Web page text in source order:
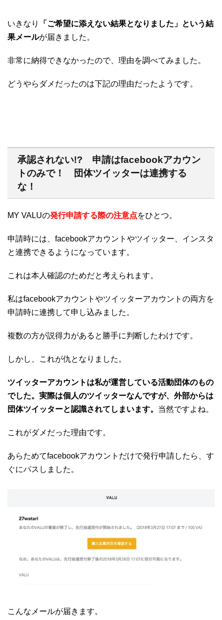
いきなり
「ご希望に添えない結果となりました」という結
果メールが届きました。
非常に納得できなかったので、理由を調べてみました。
どうやらダメだったのは下記の理由だったようです。
承認されない!? 申請はfacebookアカウン
トのみで！ 団体ツイッターは連携する
な！
MY VALUの発行申請する際の注意点をひとつ。
申請時には、facebookアカウントやツイッター、インスタ
と連携できるようになっています。
これは本人確認のためだと考えられます。
私はfacebookアカウントやツイッターアカウントの両方を
申請時に連携して申し込みました。
複数の方が説得力があると勝手に判断したわけです。
しかし、これが仇となりました。
ツイッターアカウントは私が運営している活動団体のもの
でした。実際は個人のツイッターなんですが、外部からは
団体ツイッターと認識されてしまいます。 当然ですよね。
これがダメだった理由です。
あらためてfacebookアカウントだけで発行申請したら、す
ぐにパスしました。
こんなメールが届きます。